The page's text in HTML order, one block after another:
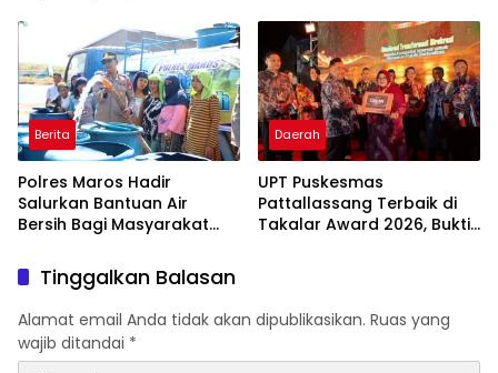
Wabup Takalar: Apresiasi
Bahwa Sejarah Adalah
Warisan yang Tak Ternilai”.
Masyarakat
Berita
Polres Maros Hadir
Salurkan Bantuan Air
Bersih Bagi Masyarakat
Di Maros
Daerah
UPT Puskesmas
Pattallassang Terbaik di
Takalar Award 2026, Bukti
Tinggalkan Balasan
Alamat email Anda tidak akan dipublikasikan. Ruas yang
wajib ditandai *